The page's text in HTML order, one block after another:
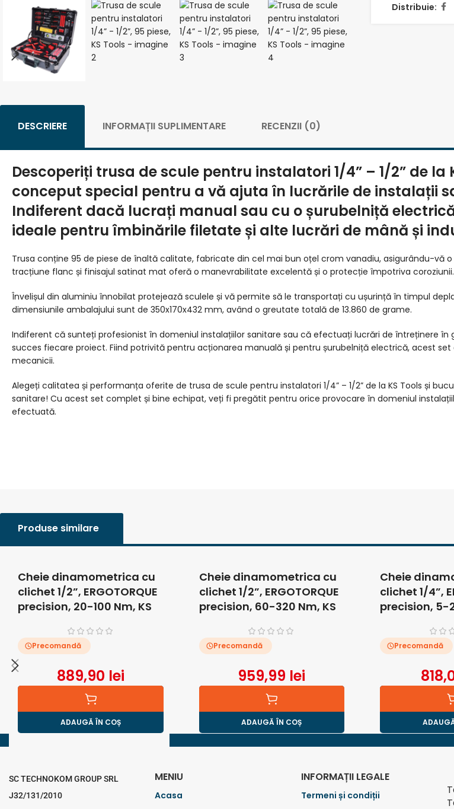
Distribuie:
DESCRIERE INFORMAȚII SUPLIMENTARE RECENZII (0)
Descoperiți trusa de scule pentru instalatori 1/4” – 1/2” de la
conceput special pentru a vă ajuta în lucrările de instalații
Indiferent dacă lucrați manual sau cu o șurubelniță
ideale pentru îmbinările filetate și alte lucrări de mână și
Trusa conține 95 de piese de înaltă calitate, fabricate din cel mai bun oțel crom vanadiu, asigurându-vă
tracțiune flanc și finisajul satinat mat oferă o manevrabilitate excelentă și o protecție împotriva coroziunii.
Învelișul din aluminiu înnobilat protejează sculele și vă permite să le transportați cu ușurință în timpul
dimensiunile ambalajului sunt de 350x170x432 mm, având o greutate totală de 13.860 de grame.
Indiferent că sunteți profesionist în domeniul instalațiilor sanitare sau că efectuați lucrări de întreținere în
succes fiecare proiect. Fiind potrivită pentru acționarea manuală și pentru șurubelniță electrică, acest
mecanicii.
Alegeți calitatea și performanța oferite de trusa de scule pentru instalatori 1/4” – 1/2” de la KS Tools și
sanitare! Cu acest set complet și bine echipat, veți fi pregătit pentru orice provocare în domeniul
efectuată.
Produse similare
Cheie dinamometrica cu
clichet 1/2”, ERGOTORQUE
precision, 20-100 Nm, KS
Precomandă
889,90 lei
ADAUGĂ ÎN COȘ
Cheie dinamometrica cu
clichet 1/2”, ERGOTORQUE
precision, 60-320 Nm, KS
Precomandă
959,99 lei
ADAUGĂ ÎN COȘ
Cheie
clichet 1/4”,
precision, 5-
Precomandă
SC TECHNOKOM GROUP SRL
J32/131/2010
MENIU
Acasa
INFORMAȚII LEGALE
Termeni și condiții